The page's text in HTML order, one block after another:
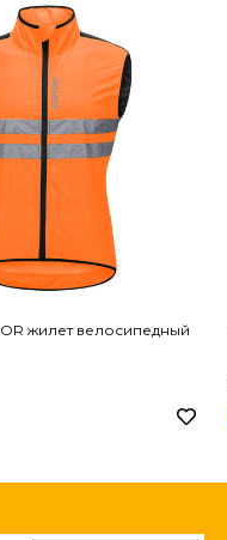
жилет велосипедный